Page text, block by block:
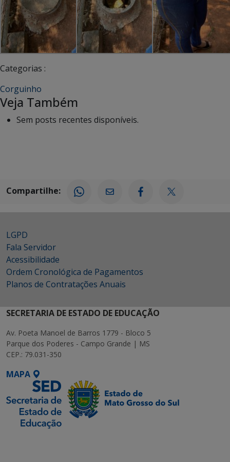
Categorias :
Corguinho
Veja Também
Sem posts recentes disponíveis.
Compartilhe:
LGPD
Fala Servidor
Acessibilidade
Ordem Cronológica de Pagamentos
Planos de Contratações Anuais
SECRETARIA DE ESTADO DE EDUCAÇÃO
Av. Poeta Manoel de Barros 1779 - Bloco 5
Parque dos Poderes - Campo Grande | MS
CEP.: 79.031-350
MAPA